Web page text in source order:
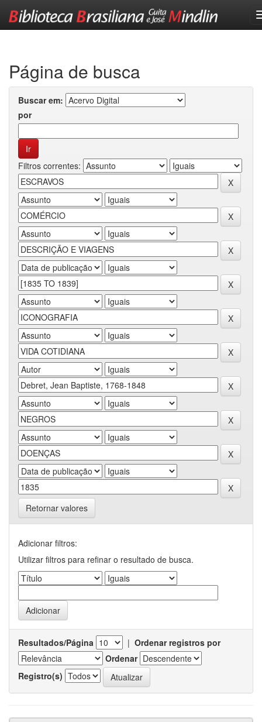
Página de busca
Buscar em:
por
Filtros correntes:
Retornar valores
Adicionar filtros:
Utilizar filtros para refinar o resultado de busca.
Resultados/Página | Ordenar registros por
Ordenar
Registro(s)